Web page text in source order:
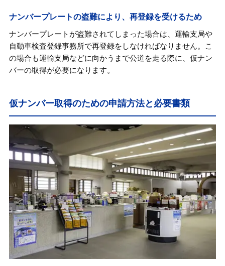
ナンバープレートの盗難により、再登録を受けるため
ナンバープレートが盗難されてしまった場合は、運輸支局や
自動車検査登録事務所で再登録をしなければなりません。こ
の場合も運輸支局などに向かうまで公道を走る際に、仮ナン
バーの取得が必要になります。
仮ナンバー取得のための申請方法と必要書類